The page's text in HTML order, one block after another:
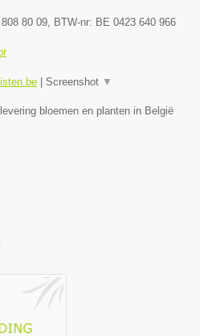
80 09 , BTW-nr: BE 0423 640 966
| Screenshot ▼
bloemen en planten in België